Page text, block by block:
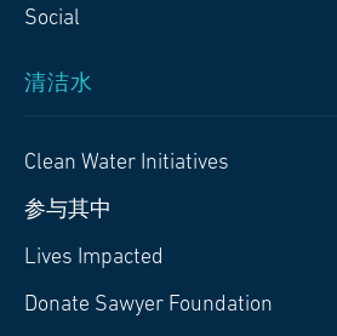
Social
清洁水
Clean Water Initiatives
参与其中
Lives Impacted
Donate Sawyer Foundation